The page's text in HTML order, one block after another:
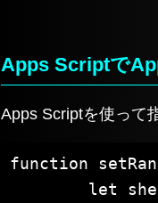
Apps Scriptで
Apps Scriptを使って
function